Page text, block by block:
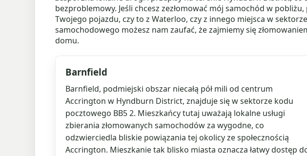
bezproblemowy. Jeśli chcesz zezłomować mój samochód w
Twojego pojazdu, czy to z Waterloo, czy z innego miejsca w
samochodowego możesz nam zaufać, że zajmiemy się
domu.
Barnfield
Barnfield, podmiejski obszar niecałą pół mili od centrum
Accrington w Hyndburn District, znajduje się w sektorze kodu
pocztowego BB5 2. Mieszkańcy tutaj uważają lokalne usługi
zbierania złomowanych samochodów za wygodne, co
odzwierciedla bliskie powiązania tej okolicy ze społecznością
Accrington. Mieszkanie tak blisko miasta oznacza łatwy dostęp